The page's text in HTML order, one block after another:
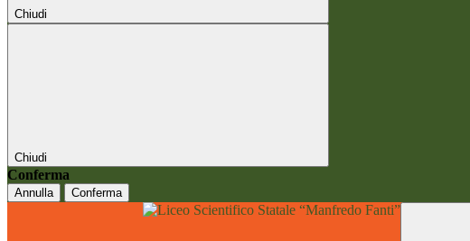
Chiudi
Chiudi
Conferma
Annulla Conferma